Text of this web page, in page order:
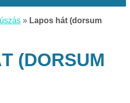
» Lapos hát (dorsum
(DORSUM